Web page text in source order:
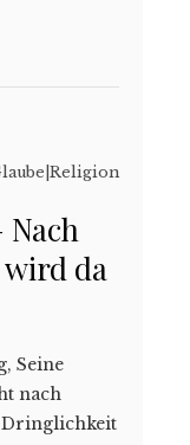
Nach
da
Seine
nach
Dringlichkeit